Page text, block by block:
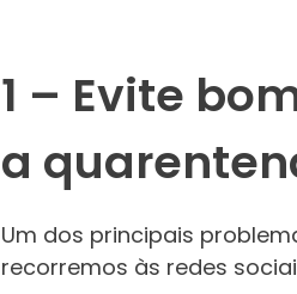
1 – Evite
a
Um dos principais
recorremos às redes